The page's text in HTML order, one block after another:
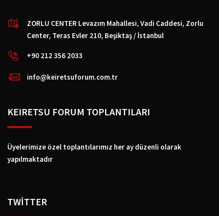
ZORLU CENTER Levazım Mahallesi, Vadi Caddesi, Zorlu
Center, Teras Evler 210, Beşiktaş / İstanbul
+90 212 356 2033
info@keiretsuforum.com.tr
KEIRETSU FORUM TOPLANTILARI
Üyelerimize özel toplantılarımız her ay düzenli olarak
yapılmaktadır
TWİTTER